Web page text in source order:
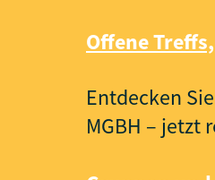
Offene
Entdecken
MGBH – jetzt